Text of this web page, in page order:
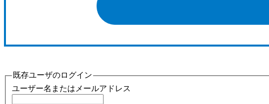
既存ユーザのログイン
ユーザー名またはメールアドレス